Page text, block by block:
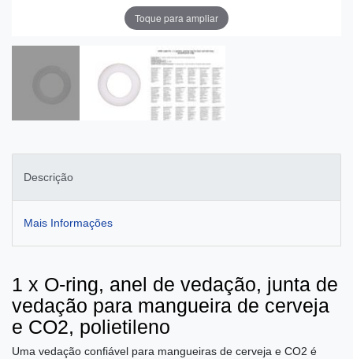
Toque para ampliar
Descrição
Mais Informações
1 x O-ring, anel de vedação, junta de
vedação para mangueira de cerveja
e CO2, polietileno
Uma vedação confiável para mangueiras de cerveja e CO2 é